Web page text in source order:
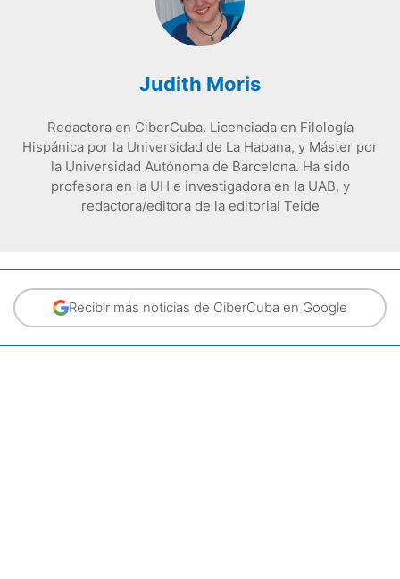
Judith Moris
Redactora en CiberCuba. Licenciada en Filología
Hispánica por la Universidad de La Habana, y Máster por
la Universidad Autónoma de Barcelona. Ha sido
profesora en la UH e investigadora en la UAB, y
redactora/editora de la editorial Teide
Recibir más noticias de CiberCuba en Google